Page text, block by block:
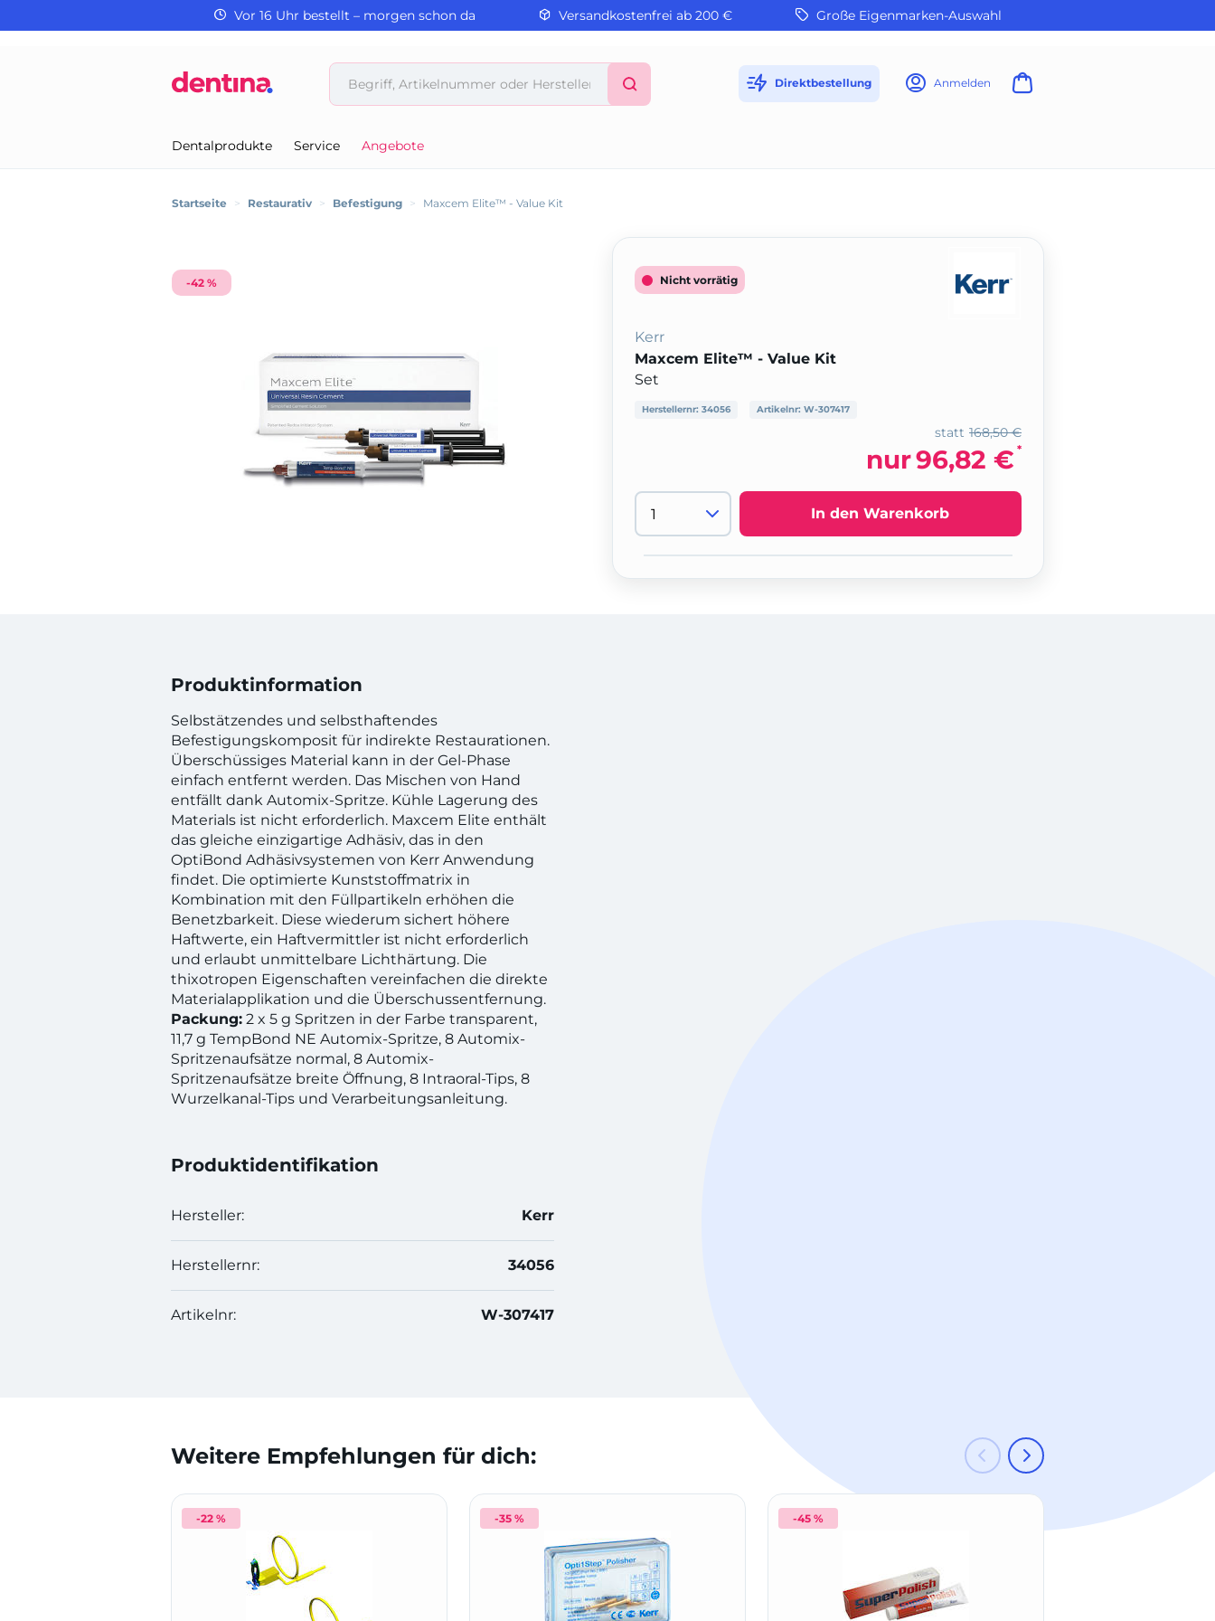
Vor 16 Uhr bestellt – morgen schon da Versandkostenfrei ab 200 € Große Eigenmarken-Auswahl
Direktbestellung Anmelden
Dentalprodukte Service Angebote
Startseite > Restaurativ > Befestigung > Maxcem Elite™ - Value Kit
-42 %
Produktinformation
Selbstätzendes und selbsthaftendes
Befestigungskomposit für indirekte Restaurationen.
Überschüssiges Material kann in der Gel-Phase
einfach entfernt werden. Das Mischen von Hand
entfällt dank Automix-Spritze. Kühle Lagerung des
Materials ist nicht erforderlich. Maxcem Elite enthält
das gleiche einzigartige Adhäsiv, das in den
OptiBond Adhäsivsystemen von Kerr Anwendung
findet. Die optimierte Kunststoffmatrix in
Kombination mit den Füllpartikeln erhöhen die
Benetzbarkeit. Diese wiederum sichert höhere
Haftwerte, ein Haftvermittler ist nicht erforderlich
und erlaubt unmittelbare Lichthärtung. Die
thixotropen Eigenschaften vereinfachen die direkte
Materialapplikation und die Überschussentfernung.
Packung: 2 x 5 g Spritzen in der Farbe transparent,
11,7 g TempBond NE Automix-Spritze, 8 Automix-
Spritzenaufsätze normal, 8 Automix-
Spritzenaufsätze breite Öffnung, 8 Intraoral-Tips, 8
Wurzelkanal-Tips und Verarbeitungsanleitung.
Produktidentifikation
Hersteller: Kerr
Herstellernr: 34056
Artikelnr: W-307417
Nicht vorrätig
Kerr
Maxcem Elite™ - Value Kit
Set
Herstellernr: 34056 Artikelnr: W-307417
168,50 €
statt
nur96,82 € *
In den Warenkorb
Weitere Empfehlungen für dich:
-22 % -35 % -45 % -38 %